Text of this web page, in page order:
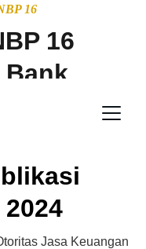
16
16
Bank
nilai
Jasa Keuangan